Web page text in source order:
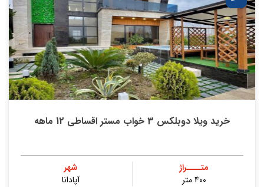
خرید ویلا دوبلکس 3 خواب مستر اقساطی 12 ماهه
متــــراژ
400 متر
شهر
آپادانا